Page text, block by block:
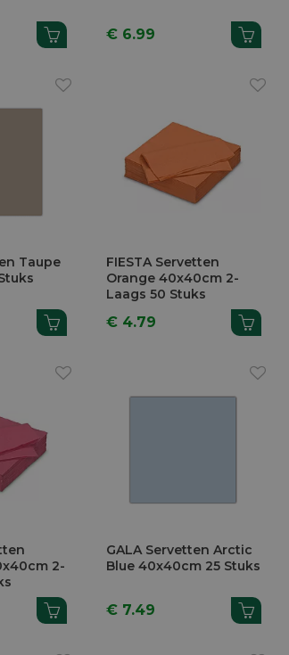
€ 6.99
Taupe
FIESTA Servetten
Orange 40x40cm 2-
Laags 50 Stuks
€ 4.79
2-
GALA Servetten Arctic
Blue 40x40cm 25 Stuks
€ 7.49